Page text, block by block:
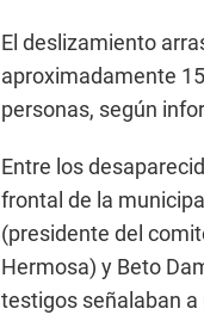
El deslizamiento
aproximadamente
personas, según
Entre los
frontal de la
(presidente del
Hermosa) y Beto
testigos señalaban